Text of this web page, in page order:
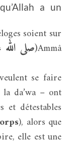
a un
soient sur
(صلىAmmâ
se faire
da’wa – ont
et détestables
), alors que
elle est une